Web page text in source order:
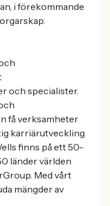
i förekommande
och specialister.
få verksamheter
karriärutveckling
finns på ett 50-
länder världen
Med vårt
mängder av